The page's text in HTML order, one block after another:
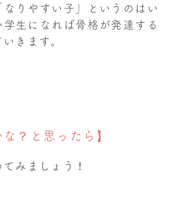
りやすい子」というのはい
生になれば骨格が発達する
きます。
な？と思ったら】
みましょう！